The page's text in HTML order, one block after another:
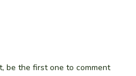
be the first one to comment